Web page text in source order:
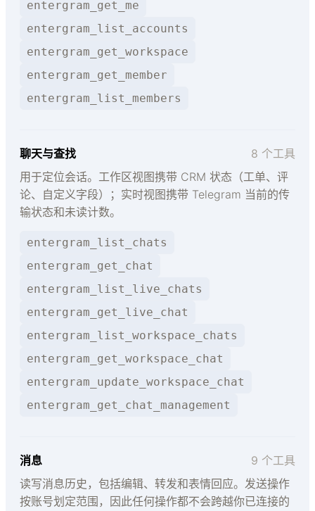
entergram_get_me
entergram_list_accounts
entergram_get_workspace
entergram_get_member
entergram_list_members
聊天与查找
8 个工具
用于定位会话。工作区视图携带 CRM 状态（工单、评
论、自定义字段）；实时视图携带 Telegram 当前的传
输状态和未读计数。
entergram_list_chats
entergram_get_chat
entergram_list_live_chats
entergram_get_live_chat
entergram_list_workspace_chats
entergram_get_workspace_chat
entergram_update_workspace_chat
entergram_get_chat_management
消息
9 个工具
读写消息历史，包括编辑、转发和表情回应。发送操作
按账号划定范围，因此任何操作都不会跨越你已连接的